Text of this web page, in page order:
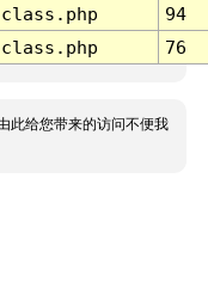
94
76
此给您带来的访问不便我